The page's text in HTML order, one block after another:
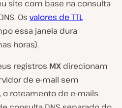
site com base na consulta
Os valores de TTL
essa janela dura
horas).
registros MX direcionam
de e-mail sem
roteamento de e-mails